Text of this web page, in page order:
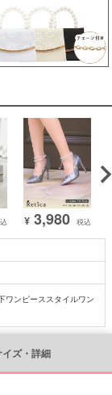
¥ 3,980 税込
ワンピーススタイルワン
イズ・詳細